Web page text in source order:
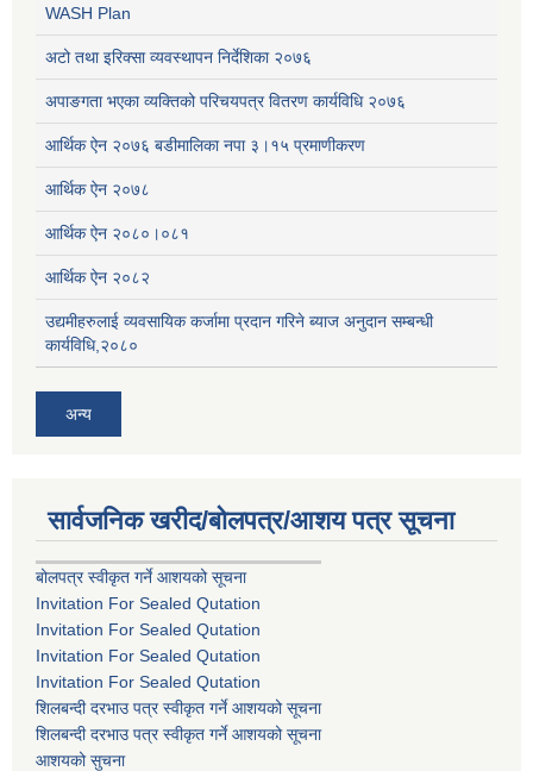
WASH Plan
अटो तथा इरिक्सा व्यवस्थापन निर्देशिका २०७६
अपाङगता भएका व्यक्तिको परिचयपत्र वितरण कार्यविधि २०७६
आर्थिक ऐन २०७६ बडीमालिका नपा ३।१५ प्रमाणीकरण
आर्थिक ऐन २०७८
आर्थिक ऐन २०८०।०८१
आर्थिक ऐन २०८२
उद्यमीहरुलाई व्यवसायिक कर्जामा प्रदान गरिने ब्याज अनुदान सम्बन्धी
कार्यविधि,२०८०
अन्य
सार्वजनिक खरीद/बोलपत्र/आशय पत्र सूचना
बोलपत्र स्वीकृत गर्ने आशयको सूचना
Invitation For Sealed Qutation
Invitation For Sealed Qutation
Invitation For Sealed Qutation
Invitation For Sealed Qutation
शिलबन्दी दरभाउ पत्र स्वीकृत गर्ने आशयको सूचना
शिलबन्दी दरभाउ पत्र स्वीकृत गर्ने आशयको सूचना
आशयको सुचना